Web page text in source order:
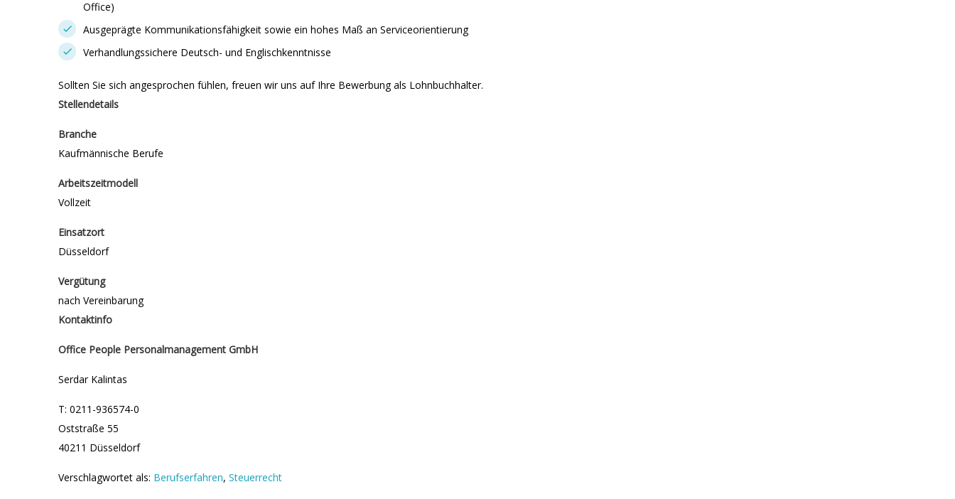
Office)
Ausgeprägte Kommunikationsfähigkeit sowie ein hohes Maß an Serviceorientierung
Verhandlungssichere Deutsch- und Englischkenntnisse
Sollten Sie sich angesprochen fühlen, freuen wir uns auf Ihre Bewerbung als Lohnbuchhalter.
Stellendetails
Branche
Kaufmännische Berufe
Arbeitszeitmodell
Vollzeit
Einsatzort
Düsseldorf
Vergütung
nach Vereinbarung
Kontaktinfo
Office People Personalmanagement GmbH
Serdar Kalintas
T: 0211-936574-0
Oststraße 55
40211 Düsseldorf
Verschlagwortet als: Berufserfahren, Steuerrecht